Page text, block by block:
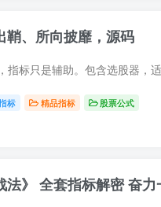
鞘、所向披靡，源码
指标只是辅助。包含选股器，
标 精品指标 股票公式
通达信《